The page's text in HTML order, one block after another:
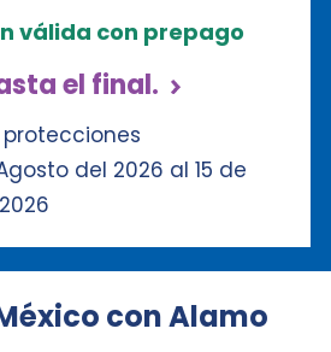
válida con prepago
el final.
del 2026 al 15 de
con Alamo